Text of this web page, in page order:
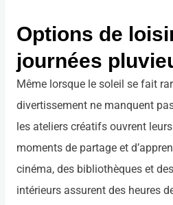
Options de
journées
Même lorsque le soleil se fait
divertissement ne manquent
les ateliers créatifs ouvrent
moments de partage et
cinéma, des bibliothèques et
intérieurs assurent des heures